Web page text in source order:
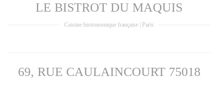
LE BISTROT DU MAQUIS
Cuisine bistronomique française Paris
69, RUE CAULAINCOURT 75018